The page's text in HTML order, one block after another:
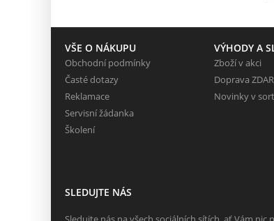
VŠE O NÁKUPU
Obchodní podmínky
Časté dotazy
Reklamace
Servisní žádanka
Školení
VÝHODY A
Zboží v akci
Doprava
Novinky v
SLEDUJTE NÁS